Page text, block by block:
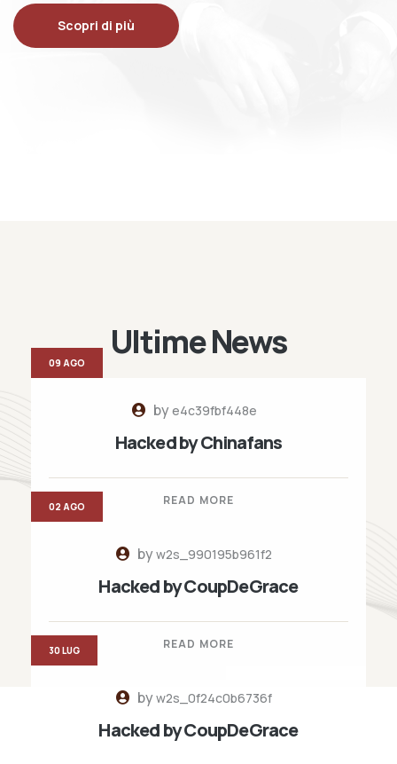
Scopri di più
Ultime News
bye4c39fbf448e
Hacked by Chinafans
READ MORE
09 AGO
byw2s_990195b961f2
Hacked by CoupDeGrace
READ MORE
02 AGO
byw2s_0f24c0b6736f
Hacked by CoupDeGrace
30 LUG